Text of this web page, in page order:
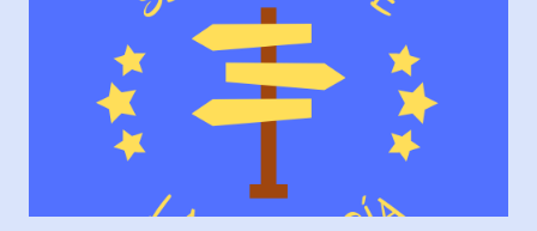
“Guía de adaptación al cambio climático en el Camino
Francés. (capítulo 1). Rafael Quintía & Raúl-Fernando Gómez
Jueves, 6 de febrero. Podcast 850 Senderos Jacobeos:
Entrevistas a grandes del Camino con “G” mayúscula. José
A. Perrino (capítu...